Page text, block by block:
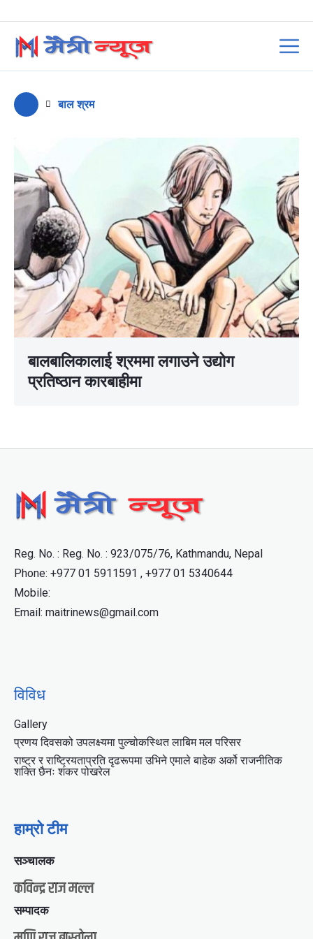
बाल श्रम
बालबालिकालाई श्रममा लगाउने उद्योग
प्रतिष्ठान कारबाहीमा
Reg. No. : Reg. No. : 923/075/76, Kathmandu, Nepal
Phone: +977 01 5911591 , +977 01 5340644
Mobile:
Email: maitrinews@gmail.com
विविध
Gallery
प्रणय दिवसको उपलक्ष्यमा पुल्चोकस्थित लाबिम मल परिसर
राष्ट्र र राष्ट्रियताप्रति दृढरूपमा उभिने एमाले बाहेक अर्को राजनीतिक
शक्ति छैनः शंकर पोखरेल
हाम्रो टीम
सञ्चालक
कविन्द्र राज मल्ल
सम्पादक